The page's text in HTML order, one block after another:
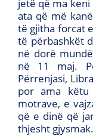
jetë që ma
ata që më
të gjitha forcat
të përbashkët
në dorë
në 11 maj.
Përrenjasi,
por ama
motrave, e
që e dinë që
thjesht gjysmak.